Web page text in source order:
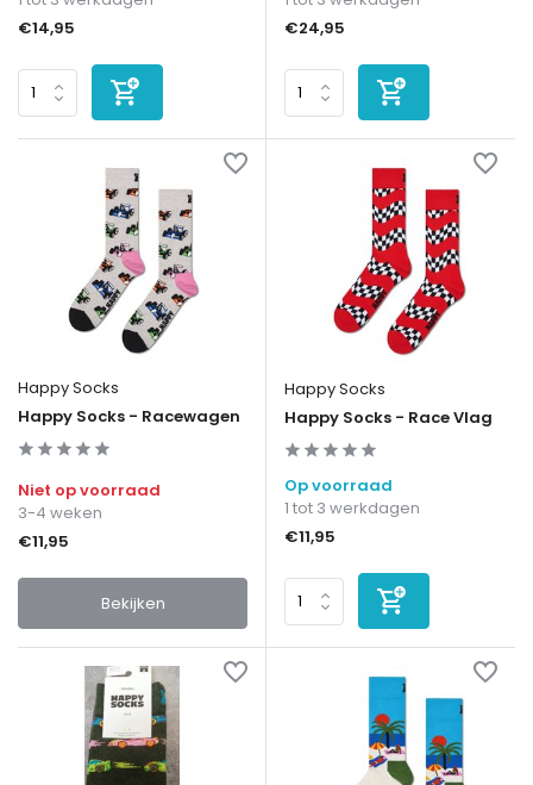
€14,95
€24,95
Happy Socks
Happy Socks - Racewagen
Niet op voorraad
3-4 weken
€11,95
Bekijken
Happy Socks
Happy Socks - Race Vlag
Op voorraad
1 tot 3 werkdagen
€11,95